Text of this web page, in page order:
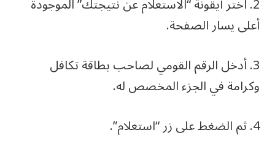
أعلى يسار الصفحة.
3. أدخل الرقم القومي لصاحب بطاقة تكافل
وكرامة في الجزء المخصص له.
4. ثم الضغط على زر “استعلام”.